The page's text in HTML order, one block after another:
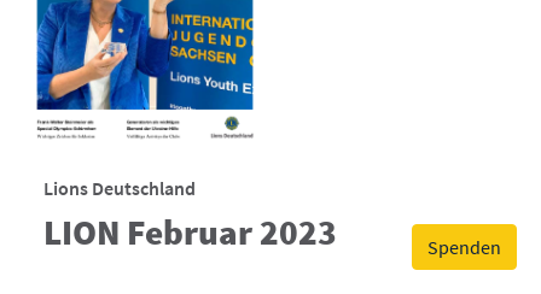
Spenden
Lions Deutschland
LION Februar 2023